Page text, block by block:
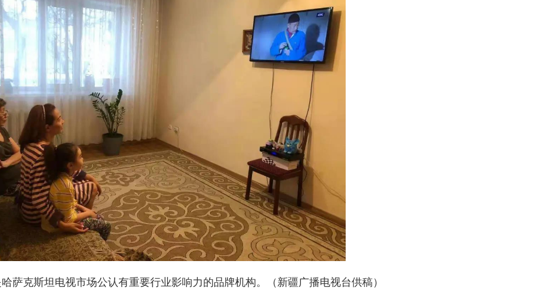
克斯坦电视市场公认有重要行业影响力的品牌机构。（新疆广播电视台供稿）